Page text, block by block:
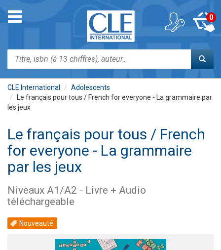
contenu
Toggle
navigation
Rechercher
0
CLE International
Adolescents
Le français pour tous / French for everyone - La grammaire par
les jeux
Le français pour tous / French
for everyone - La grammaire
par les jeux
Niveaux A1/A2 - Livre + Audio
téléchargeable
Nouveauté